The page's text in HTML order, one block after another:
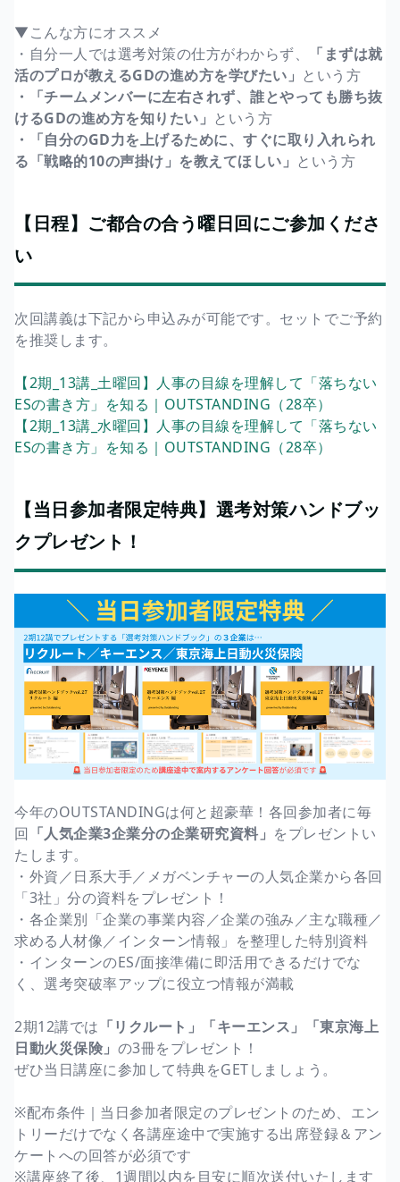
▼こんな方にオススメ
・自分一人では選考対策の仕方がわからず、
「まずは就
活のプロが教えるGDの進め方を学びたい」 という方
・「チームメンバーに左右されず、誰とやっても勝ち抜
けるGDの進め方を知りたい」 という方
・「自分のGD力を上げるために、すぐに取り入れられ
る「戦略的10の声掛け」を教えてほしい」 という方
【日程】ご都合の合う曜日回にご参加くださ
い
次回講義は下記から申込みが可能です。セットでご予約
を推奨します。
【2期_13講_土曜回】人事の目線を理解して「落ちない
ESの書き方」を知る｜OUTSTANDING（28卒）
【2期_13講_水曜回】人事の目線を理解して「落ちない
ESの書き方」を知る｜OUTSTANDING（28卒）
【当日参加者限定特典】選考対策ハンドブッ
クプレゼント！
今年のOUTSTANDINGは何と超豪華！各回参加者に毎
回 「人気企業3企業分の企業研究資料」 をプレゼントい
たします。
・外資／日系大手／メガベンチャーの人気企業から各回
「3社」分の資料をプレゼント！
・各企業別「企業の事業内容／企業の強み／主な職種／
求める人材像／インターン情報」を整理した特別資料
・インターンのES/面接準備に即活用できるだけでな
く、選考突破率アップに役立つ情報が満載
2期12講では 「リクルート」「キーエンス」「東京海上
日動火災保険」 の3冊をプレゼント！
ぜひ当日講座に参加して特典をGETしましょう。
※配布条件｜当日参加者限定のプレゼントのため、エン
トリーだけでなく各講座途中で実施する出席登録＆アン
ケートへの回答が必須です
※講座終了後、1週間以内を目安に順次送付いたします